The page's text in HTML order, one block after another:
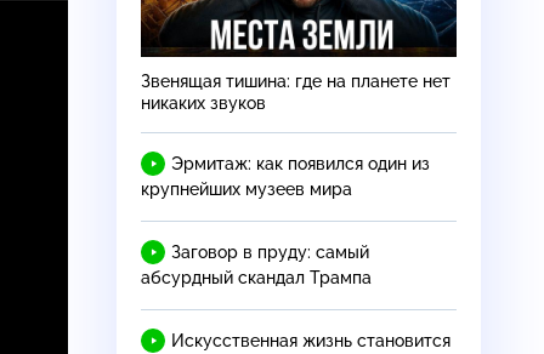
Звенящая тишина: где на планете нет
никаких звуков
Эрмитаж: как появился один из
крупнейших музеев мира
Заговор в пруду: самый
абсурдный скандал Трампа
Искусственная жизнь становится